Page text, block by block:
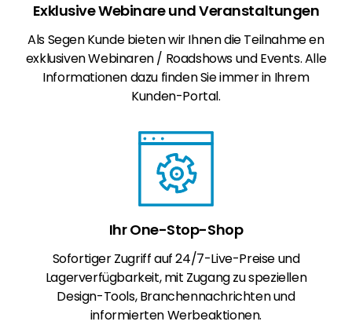
Exklusive Webinare und Veranstaltungen
Als Segen Kunde bieten wir Ihnen die Teilnahme en
exklusiven Webinaren / Roadshows und Events. Alle
Informationen dazu finden Sie immer in Ihrem
Kunden-Portal.
Ihr One-Stop-Shop
Sofortiger Zugriff auf 24/7-Live-Preise und
Lagerverfügbarkeit, mit Zugang zu speziellen
Design-Tools, Branchennachrichten und
informierten Werbeaktionen.